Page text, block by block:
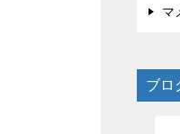
マ
ブロ